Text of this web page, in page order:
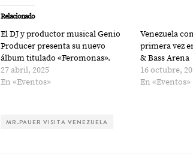
Twitter
(Se
abre
en
una
ventana
nueva)
en
una
ventana
nueva)
Relacionado
El DJ y productor musical Genio
Producer presenta su nuevo
álbum titulado «Feromonas».
27 abril, 2025
En «Eventos»
Venezuela
primera vez
& Bass Arena
16 octubre,
En «Eventos»
MR.PAUER VISITA VENEZUELA